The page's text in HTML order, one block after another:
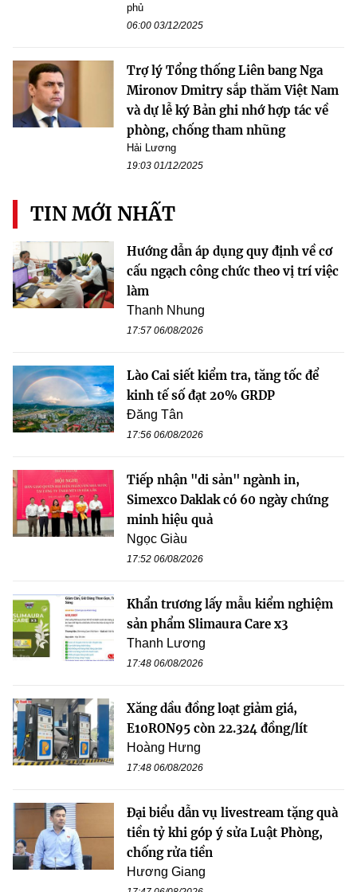
phủ
06:00 03/12/2025
Trợ lý Tổng thống Liên bang Nga
Mironov Dmitry sắp thăm Việt Nam
và dự lễ ký Bản ghi nhớ hợp tác về
phòng, chống tham nhũng
Hải Lương
19:03 01/12/2025
TIN MỚI NHẤT
Hướng dẫn áp dụng quy định về cơ
cấu ngạch công chức theo vị trí việc
làm
Thanh Nhung
17:57 06/08/2026
Lào Cai siết kiểm tra, tăng tốc để
kinh tế số đạt 20% GRDP
Đăng Tân
17:56 06/08/2026
Tiếp nhận "di sản" ngành in,
Simexco Daklak có 60 ngày chứng
minh hiệu quả
Ngọc Giàu
17:52 06/08/2026
Khẩn trương lấy mẫu kiểm nghiệm
sản phẩm Slimaura Care x3
Thanh Lương
17:48 06/08/2026
Xăng dầu đồng loạt giảm giá,
E10RON95 còn 22.324 đồng/lít
Hoàng Hưng
17:48 06/08/2026
Đại biểu dẫn vụ livestream tặng quà
tiền tỷ khi góp ý sửa Luật Phòng,
chống rửa tiền
Hương Giang